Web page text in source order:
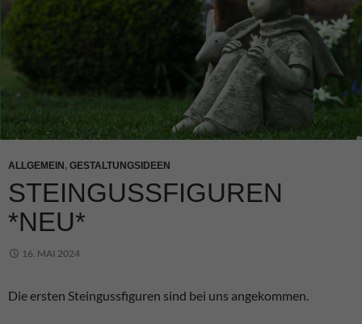
ALLGEMEIN, GESTALTUNGSIDEEN
STEINGUSSFIGUREN
*NEU*
16. MAI 2024
Die ersten Steingussfiguren sind bei uns angekommen.